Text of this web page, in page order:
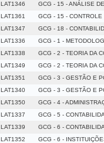
LAT1346
GCG - 15 - ANÁLISE
LAT1361
GCG - 15 -
LAT1347
GCG - 18 -
LAT1336
GCG - 1 -
LAT1338
GCG - 2 - TEORIA DA
LAT1349
GCG - 2 - TEORIA DA
LAT1351
GCG - 3 - GESTÃO E
LAT1340
GCG - 3 - GESTÃO E
LAT1350
GCG - 4 -
LAT1337
GCG - 5 -
LAT1339
GCG - 6 -
LAT1352
GCG - 6 -